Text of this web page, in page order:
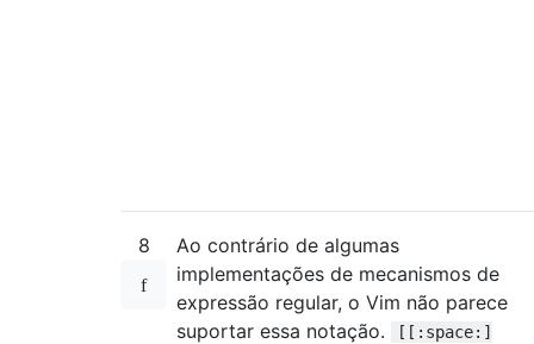
8
Ao contrário de algumas
implementações de mecanismos de
expressão regular, o Vim não parece
suportar essa notação.
[[:space:]